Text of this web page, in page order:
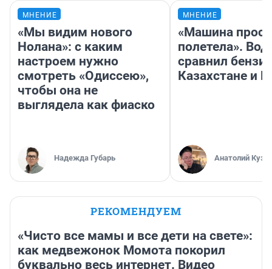
МНЕНИЕ
«Мы видим нового
Нолана»: с каким
настроем нужно
смотреть «Одиссею»,
чтобы она не
выглядела как фиаско
Надежда Губарь
МНЕНИЕ
«Машина
полетела».
сравнил
Казахстане и
Анатолий
РЕКОМЕНДУЕМ
«Чисто все мамы и все дети на свете»:
как медвежонок Момота покорил
буквально весь интернет. Видео